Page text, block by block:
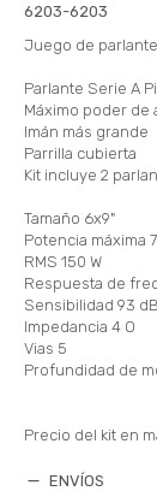
6203-6203
Juego de
Parlante Serie A
Máximo poder de
Imán más grande
Parrilla cubierta
Kit incluye 2
Tamaño 6x9"
Potencia máxima
RMS 150 W
Respuesta de
Sensibilidad 93 dB
Impedancia 4 O
Vias 5
Profundidad de
Precio del kit en
ENVÍOS